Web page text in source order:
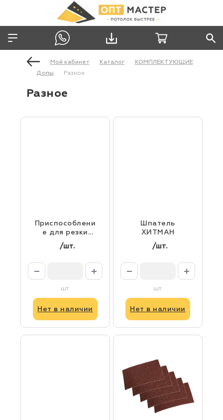
Мой кабинет Каталог
КОМПЛЕКТУЮЩИЕ
Допы
Разное
Разное
Приспособлени
е для резки
экрана
/шт.
шт.
Нет в наличии
Шпатель
ХИТМАН
/шт.
шт.
Нет в наличии